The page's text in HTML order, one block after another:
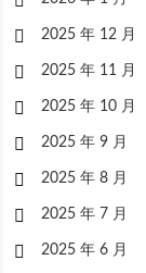
2025 年 12 月
2025 年 11 月
2025 年 10 月
2025 年 9 月
2025 年 8 月
2025 年 7 月
2025 年 6 月